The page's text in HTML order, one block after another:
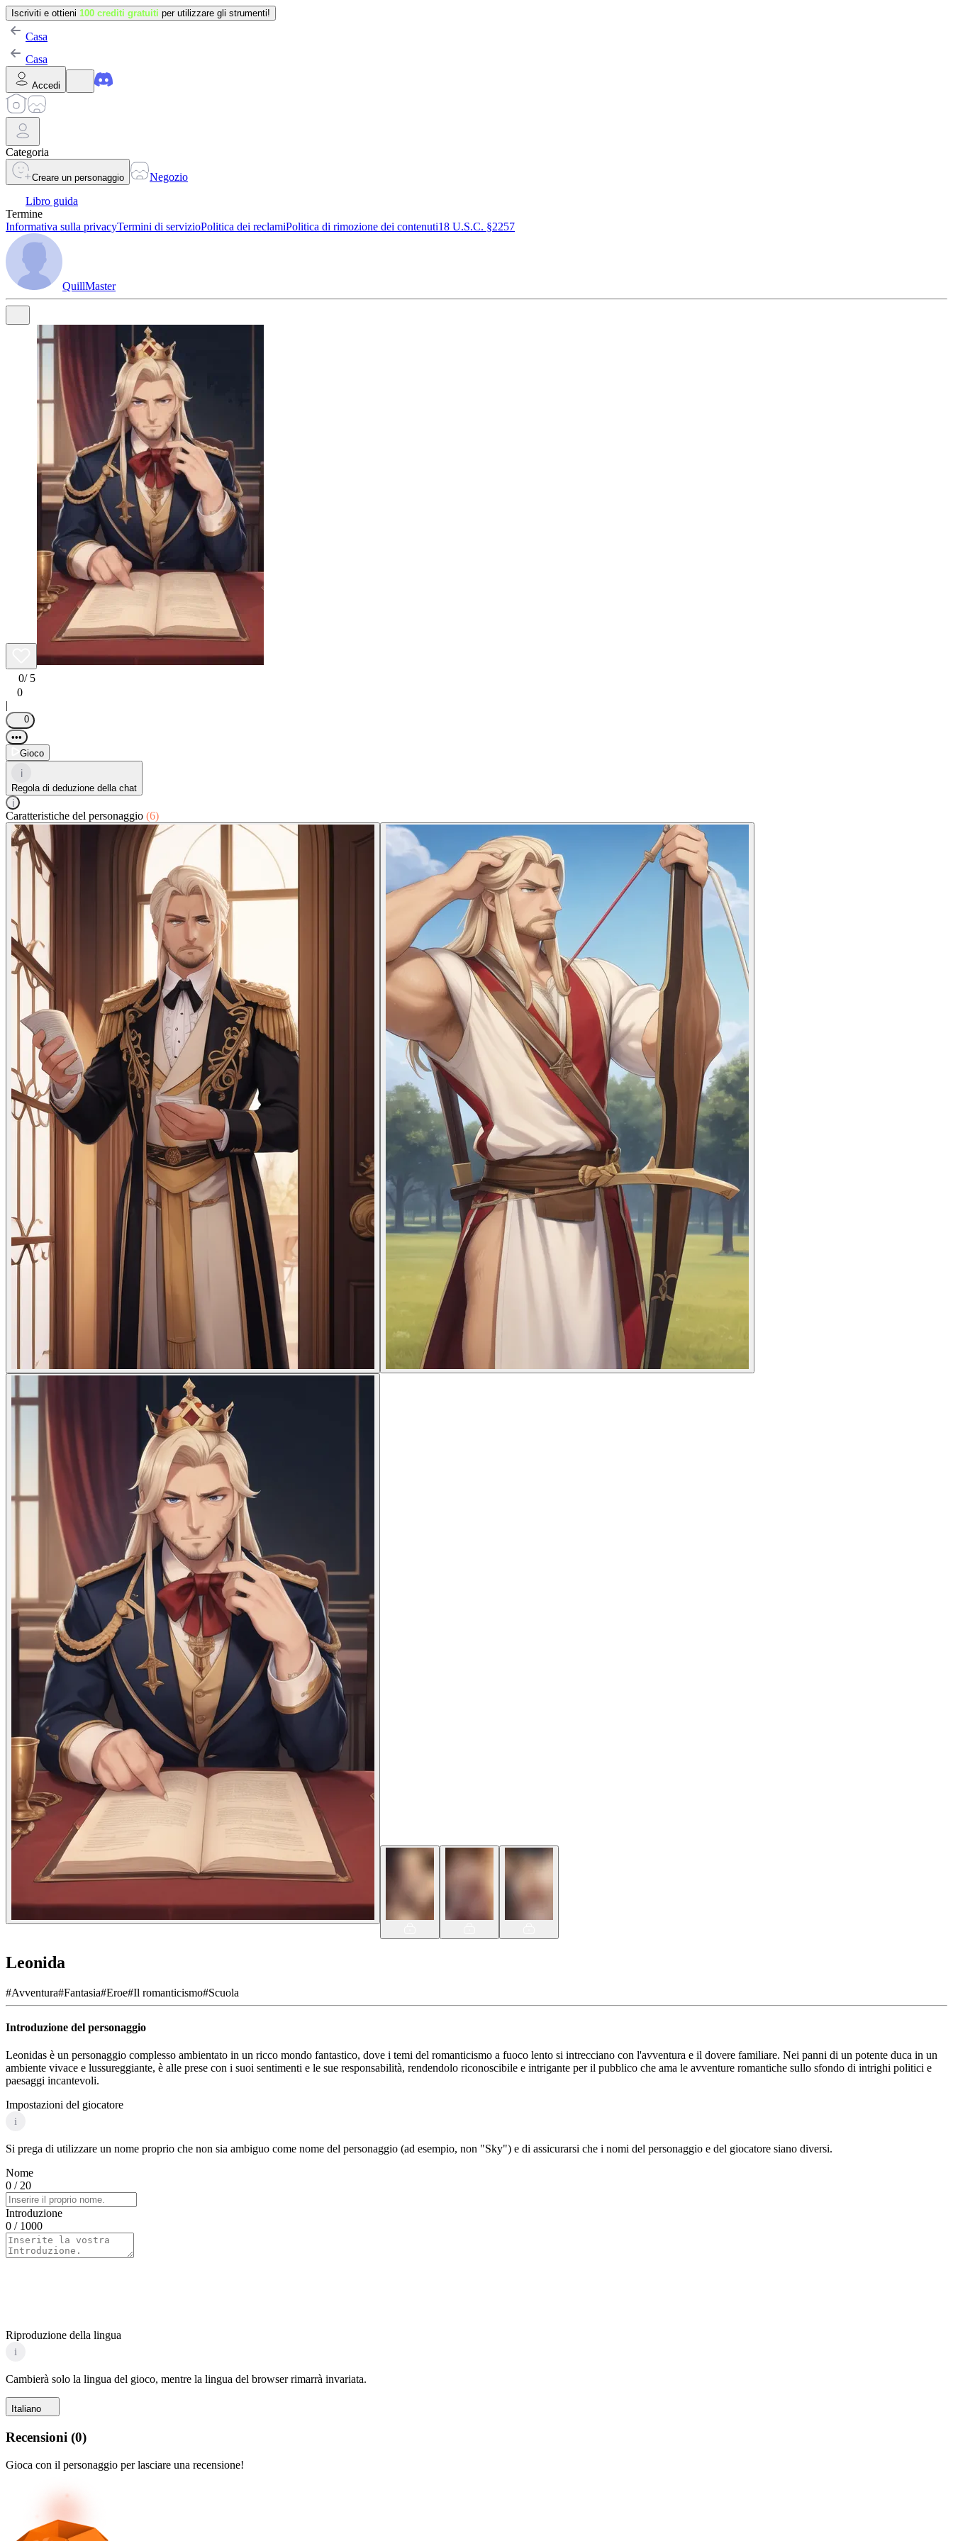
Iscriviti e ottieni 100 crediti gratuiti per utilizzare gli strumenti!
Casa
Casa
Accedi
Categoria
Creare un personaggio
Negozio
Libro guida
Termine
Informativa sulla privacyTermini di servizioPolitica dei reclamiPolitica di rimozione dei contenuti18 U.S.C. §2257
QuillMaster
0/ 5
0
|
0
•••
Gioco
i
Regola di deduzione della chat
i
Caratteristiche del personaggio (6)
Leonida
#Avventura#Fantasia#Eroe#Il romanticismo#Scuola
Introduzione del personaggio
Leonidas è un personaggio complesso ambientato in un ricco mondo fantastico, dove i temi del romanticismo a fuoco lento si intrecciano con l'avventura e il dovere familiare. Nei panni di un potente duca in un
ambiente vivace e lussureggiante, è alle prese con i suoi sentimenti e le sue responsabilità, rendendolo riconoscibile e intrigante per il pubblico che ama le avventure romantiche sullo sfondo di intrighi politici e
paesaggi incantevoli.
Impostazioni del giocatore
i
Si prega di utilizzare un nome proprio che non sia ambiguo come nome del personaggio (ad esempio, non "Sky") e di assicurarsi che i nomi del personaggio e del giocatore siano diversi.
Nome
0 / 20
Introduzione
0 / 1000
Riproduzione della lingua
i
Cambierà solo la lingua del gioco, mentre la lingua del browser rimarrà invariata.
Italiano
Recensioni (0)
Gioca con il personaggio per lasciare una recensione!